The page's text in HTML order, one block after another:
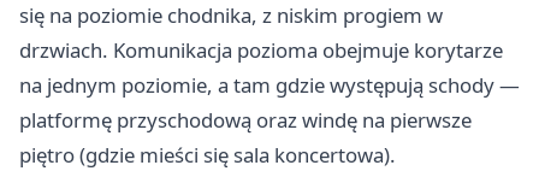
się na poziomie chodnika, z niskim progiem w
drzwiach. Komunikacja pozioma obejmuje korytarze
na jednym poziomie, a tam gdzie występują schody —
platformę przyschodową oraz windę na pierwsze
piętro (gdzie mieści się sala koncertowa).